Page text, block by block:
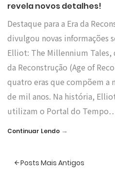
revela novos detalhes!
Destaque para a Era da
divulgou novas informações
Elliot: The Millennium Tales,
da Reconstrução (Age of
quatro eras que compõem a
de mil anos. Na história,
utilizam o Portal do
Continuar Lendo →
Posts Mais Antigos